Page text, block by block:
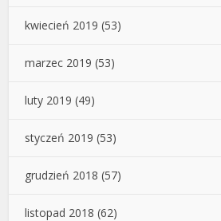
kwiecień 2019 (53)
marzec 2019 (53)
luty 2019 (49)
styczeń 2019 (53)
grudzień 2018 (57)
listopad 2018 (62)